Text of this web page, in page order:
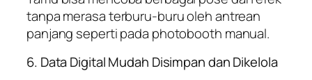
tanpa merasa terburu-buru oleh antrean
panjang seperti pada photobooth manual.
6. Data Digital Mudah Disimpan dan Dikelola